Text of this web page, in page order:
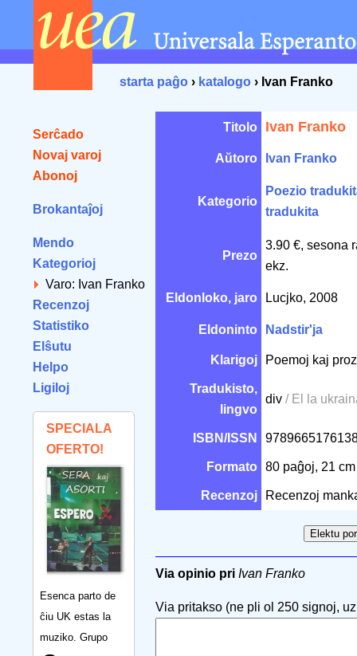
starta paĝo › katalogo › Ivan Franko
Serĉado
Novaj varoj
Abonoj
Brokantaĵoj
Mendo
Kategorioj
Varo: Ivan Franko
Recenzoj
Statistiko
Elŝutu
Helpo
Ligiloj
SPECIALA
OFERTO!
Esenca parto de
ĉiu UK estas la
muziko. Grupo
Titolo Ivan Franko
Aŭtoro Ivan Franko
Kategorio
Poezio
tradukita
Prezo
3.90 €, sesona
ekz.
Eldonloko, jaro Lucjko, 2008
Eldoninto Nadstir'ja
Klarigoj Poemoj kaj
Tradukisto,
lingvo
div / El la
ISBN/ISSN
Formato 80 paĝoj, 21
Recenzoj Recenzoj
Via opinio pri Ivan Franko
Via pritakso (ne pli ol 250 signoj,